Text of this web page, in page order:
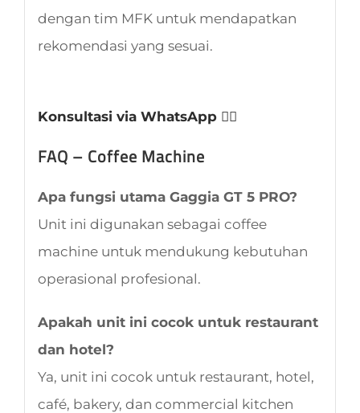
dengan tim MFK untuk mendapatkan
rekomendasi yang sesuai.
Konsultasi via WhatsApp 👈🏻
FAQ – Coffee Machine
Apa fungsi utama Gaggia GT 5 PRO?
Unit ini digunakan sebagai coffee
machine untuk mendukung kebutuhan
operasional profesional.
Apakah unit ini cocok untuk restaurant
dan hotel?
Ya, unit ini cocok untuk restaurant, hotel,
café, bakery, dan commercial kitchen